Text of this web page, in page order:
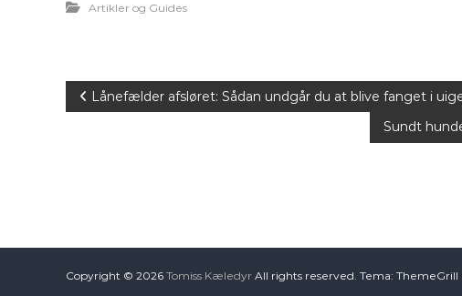
Artikler og Guides
æ
Lånefælder afsløret: Sådan undgår du at blive fanget i
Sundt
Copyright © 2026 Tomiss Kæledyr All rights reserved. Tema: ThemeGrill